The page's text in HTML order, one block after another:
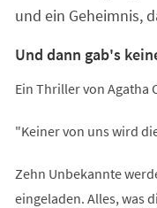
und ein Geheimnis,
Und dann gab's
Ein Thriller von Agatha
"Keiner von uns wird
Zehn Unbekannte
eingeladen. Alles, was